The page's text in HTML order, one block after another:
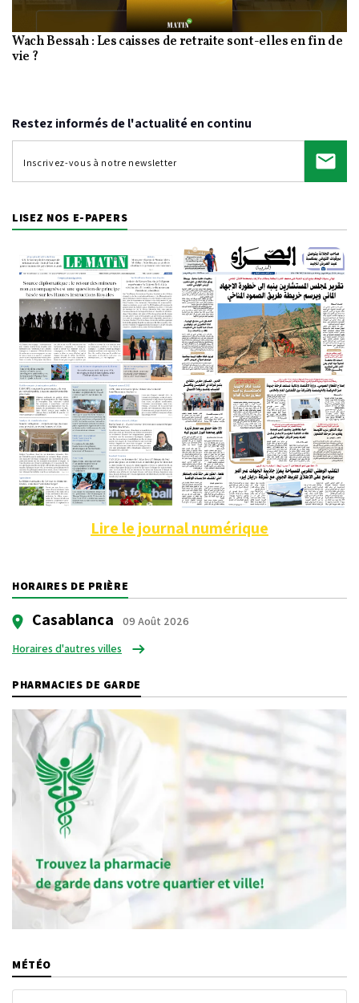
Video
Wach Bessah : Les caisses de retraite sont-elles en fin de
vie ?
Restez informés de l'actualité en continu
LISEZ NOS E-PAPERS
Lire le journal numérique
HORAIRES DE PRIÈRE
Casablanca
09 Août 2026
Horaires d'autres villes
PHARMACIES DE GARDE
MÉTÉO